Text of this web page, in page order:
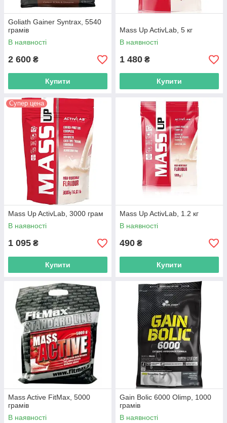
Goliath Gainer Syntrax, 5540
грамів
В наявності
2 600 ₴
Купити
Mass Up ActivLab, 5 кг
В наявності
1 480 ₴
Купити
Супер цена
Mass Up ActivLab, 3000 грам
В наявності
1 095 ₴
Купити
Mass Up ActivLab, 1.2 кг
В наявності
490 ₴
Купити
Mass Active FitMax, 5000
грамів
В наявності
Gain Bolic 6000 Olimp, 1000
грамів
В наявності